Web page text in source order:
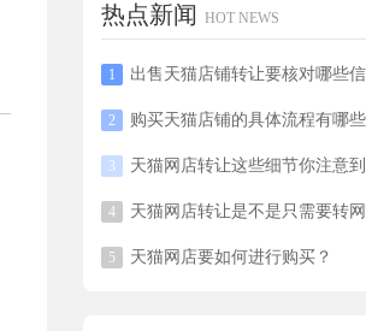
热点新闻 HOT NEWS
出售天猫店铺转让要核对哪些
购买天猫店铺的具体流程有哪
天猫网店转让这些细节你注意
天猫网店转让是不是只需要转
天猫网店要如何进行购买？